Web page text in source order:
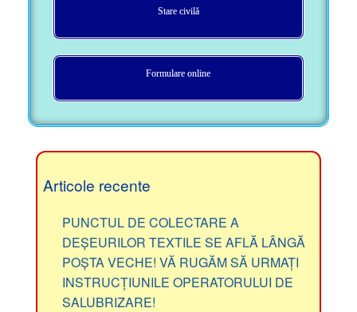
Stare civilă
Formulare online
Articole recente
PUNCTUL DE COLECTARE A
DEȘEURILOR TEXTILE SE AFLĂ LÂNGĂ
POȘTA VECHE! VĂ RUGĂM SĂ URMAȚI
INSTRUCȚIUNILE OPERATORULUI DE
SALUBRIZARE!